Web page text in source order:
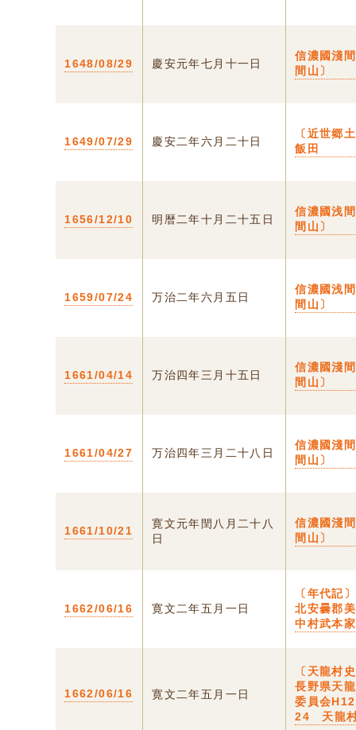
1648/08/29 慶安元年七月十一日
信濃國淺
間山〕
1649/07/29 慶安二年六月二十日
〔近世郷
飯田
1656/12/10 明暦二年十月二十五日
信濃國浅
間山〕
1659/07/24 万治二年六月五日
信濃國浅
間山〕
1661/04/14 万治四年三月十五日
信濃國淺
間山〕
1661/04/27 万治四年三月二十八日
信濃國淺
間山〕
1661/10/21
寛文元年閏八月二十八
日
信濃國淺
間山〕
1662/06/16 寛文二年五月一日
〔年代記
北安曇郡
中村武本
1662/06/16 寛文二年五月一日
〔天龍村
長野県天
委員会
24 天龍